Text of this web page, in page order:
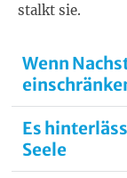
stalkt sie.
Wenn
Es
Seele